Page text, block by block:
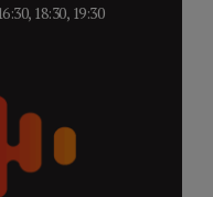
18:30, 19:30